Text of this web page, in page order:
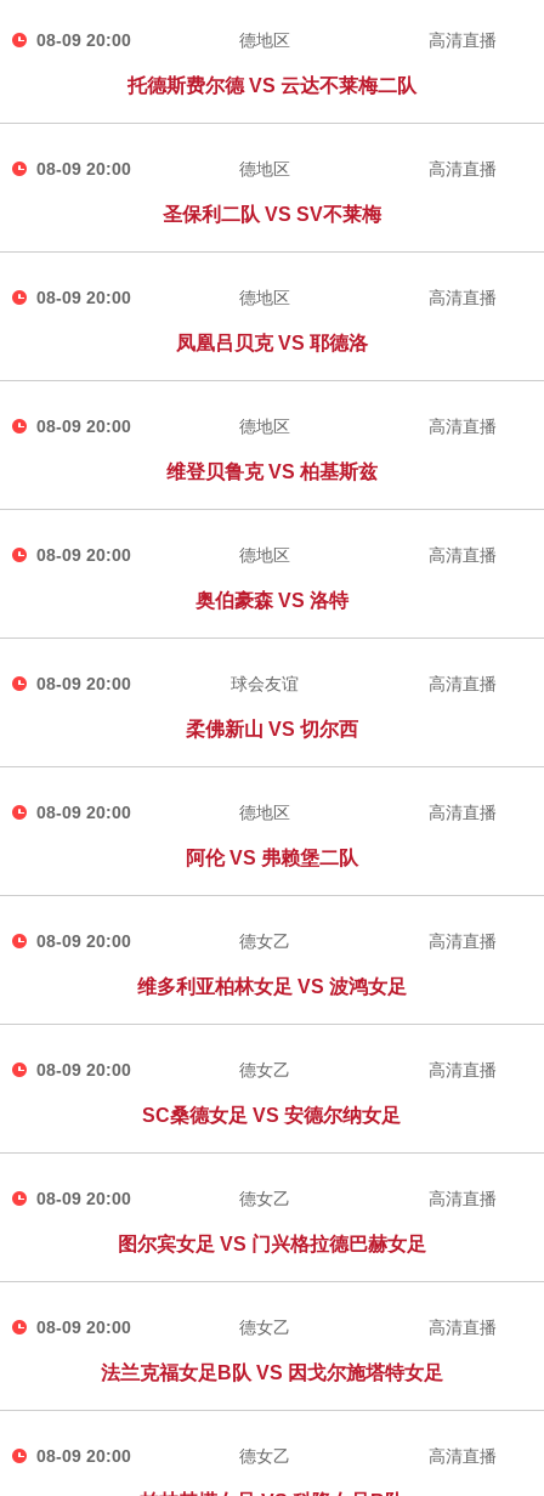
08-09 20:00 德地区
托德斯费尔德 VS 云达不莱梅二队
高清直播
08-09 20:00 德地区
圣保利二队 VS SV不莱梅
高清直播
08-09 20:00 德地区
凤凰吕贝克 VS 耶德洛
高清直播
08-09 20:00 德地区
维登贝鲁克 VS 柏基斯兹
高清直播
08-09 20:00 德地区
奥伯豪森 VS 洛特
高清直播
08-09 20:00 球会友谊
柔佛新山 VS 切尔西
高清直播
08-09 20:00 德地区
阿伦 VS 弗赖堡二队
高清直播
08-09 20:00 德女乙
维多利亚柏林女足 VS 波鸿女足
高清直播
08-09 20:00 德女乙
SC桑德女足 VS 安德尔纳女足
高清直播
08-09 20:00 德女乙
图尔宾女足 VS 门兴格拉德巴赫女足
高清直播
08-09 20:00 德女乙
法兰克福女足B队 VS 因戈尔施塔特女足
高清直播
08-09 20:00 德女乙 高清直播